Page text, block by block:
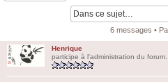
6 messages •
Henrique
participe à l'administration du forum.